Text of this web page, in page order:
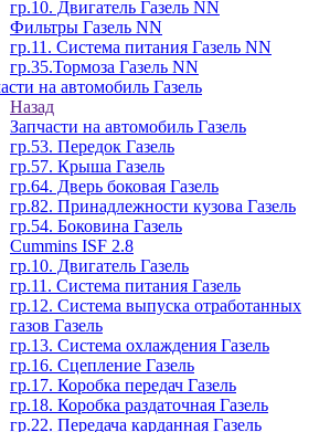
гр.10. Двигатель Газель NN
Фильтры Газель NN
гр.11. Система питания Газель NN
гр.35.Тормоза Газель NN
на автомобиль Газель
Назад
Запчасти на автомобиль Газель
гр.53. Передок Газель
гр.57. Крыша Газель
гр.64. Дверь боковая Газель
гр.82. Принадлежности кузова Газель
гр.54. Боковина Газель
Cummins ISF 2.8
гр.10. Двигатель Газель
гр.11. Система питания Газель
гр.12. Система выпуска отработанных
газов Газель
гр.13. Система охлаждения Газель
гр.16. Сцепление Газель
гр.17. Коробка передач Газель
гр.18. Коробка раздаточная Газель
гр.22. Передача карданная Газель